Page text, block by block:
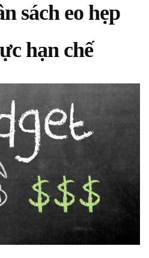
sách eo hẹp
hạn chế